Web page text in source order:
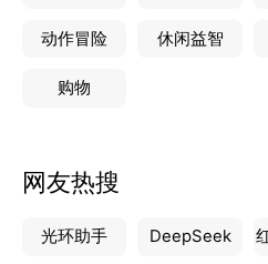
动作冒险 休闲益智
购物
网友热搜
光环助手 DeepSeek